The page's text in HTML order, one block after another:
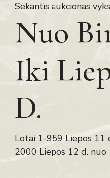
Sekantis aukcionas
Nuo
Iki
D.
Lotai 1-959 Liepos 11
2000 Liepos 12 d. nuo